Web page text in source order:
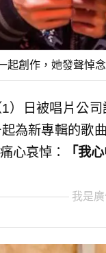
創作，她發聲悼
）日被唱片公
為新專輯的歌
心哀悼：
「我
我是